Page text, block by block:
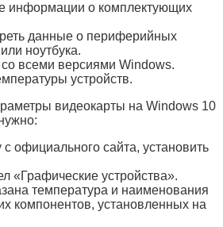
информации о комплектующих
данные о периферийных
ноутбука.
всеми версиями Windows.
устройств.
видеокарты на Windows 10
с официального сайта, установить
«Графические устройства».
температура и наименования
компонентов, установленных на